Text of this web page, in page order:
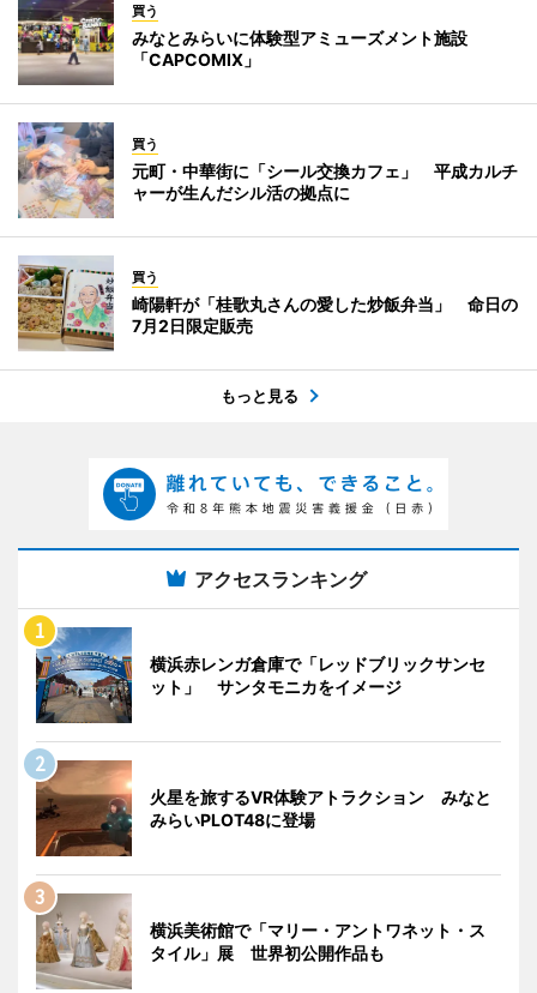
買う
みなとみらいに体験型アミューズメント施設
「CAPCOMIX」
買う
元町・中華街に「シール交換カフェ」 平成カルチ
ャーが生んだシル活の拠点に
買う
崎陽軒が「桂歌丸さんの愛した炒飯弁当」 命日の
7月2日限定販売
もっと見る
アクセスランキング
横浜赤レンガ倉庫で「レッドブリックサンセ
ット」 サンタモニカをイメージ
火星を旅するVR体験アトラクション みなと
みらいPLOT48に登場
横浜美術館で「マリー・アントワネット・ス
タイル」展 世界初公開作品も